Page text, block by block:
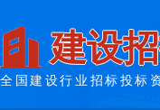
建设
全国建设行业招标投标